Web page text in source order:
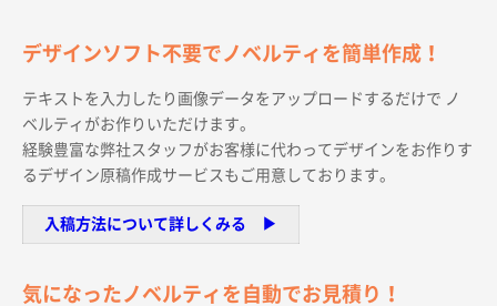
ターゲットから探す
目的・シーンから探す
デザインソフト不要でノベルティを簡単作成！
テキストを入力したり画像データをアップロードするだけで ノ
ベルティがお作りいただけます。
経験豊富な弊社スタッフがお客様に代わってデザインをお作りす
るデザイン原稿作成サービスもご用意しております。
入稿方法について詳しくみる ▶︎
気になったノベルティを自動でお見積り！